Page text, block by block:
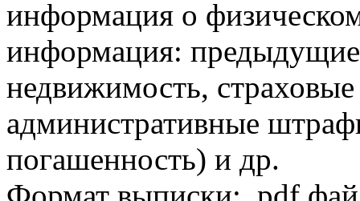
информация о
информация:
недвижимость,
административные
погашенность) и др.